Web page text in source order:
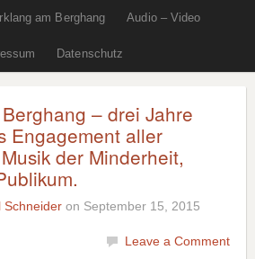
am Berghang Audio – Video
Datenschutz
– drei Jahre
Engagement aller
der Minderheit,
Schneider on September 15, 2015
Leave a Comment